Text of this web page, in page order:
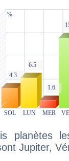
planètes
Jupiter,